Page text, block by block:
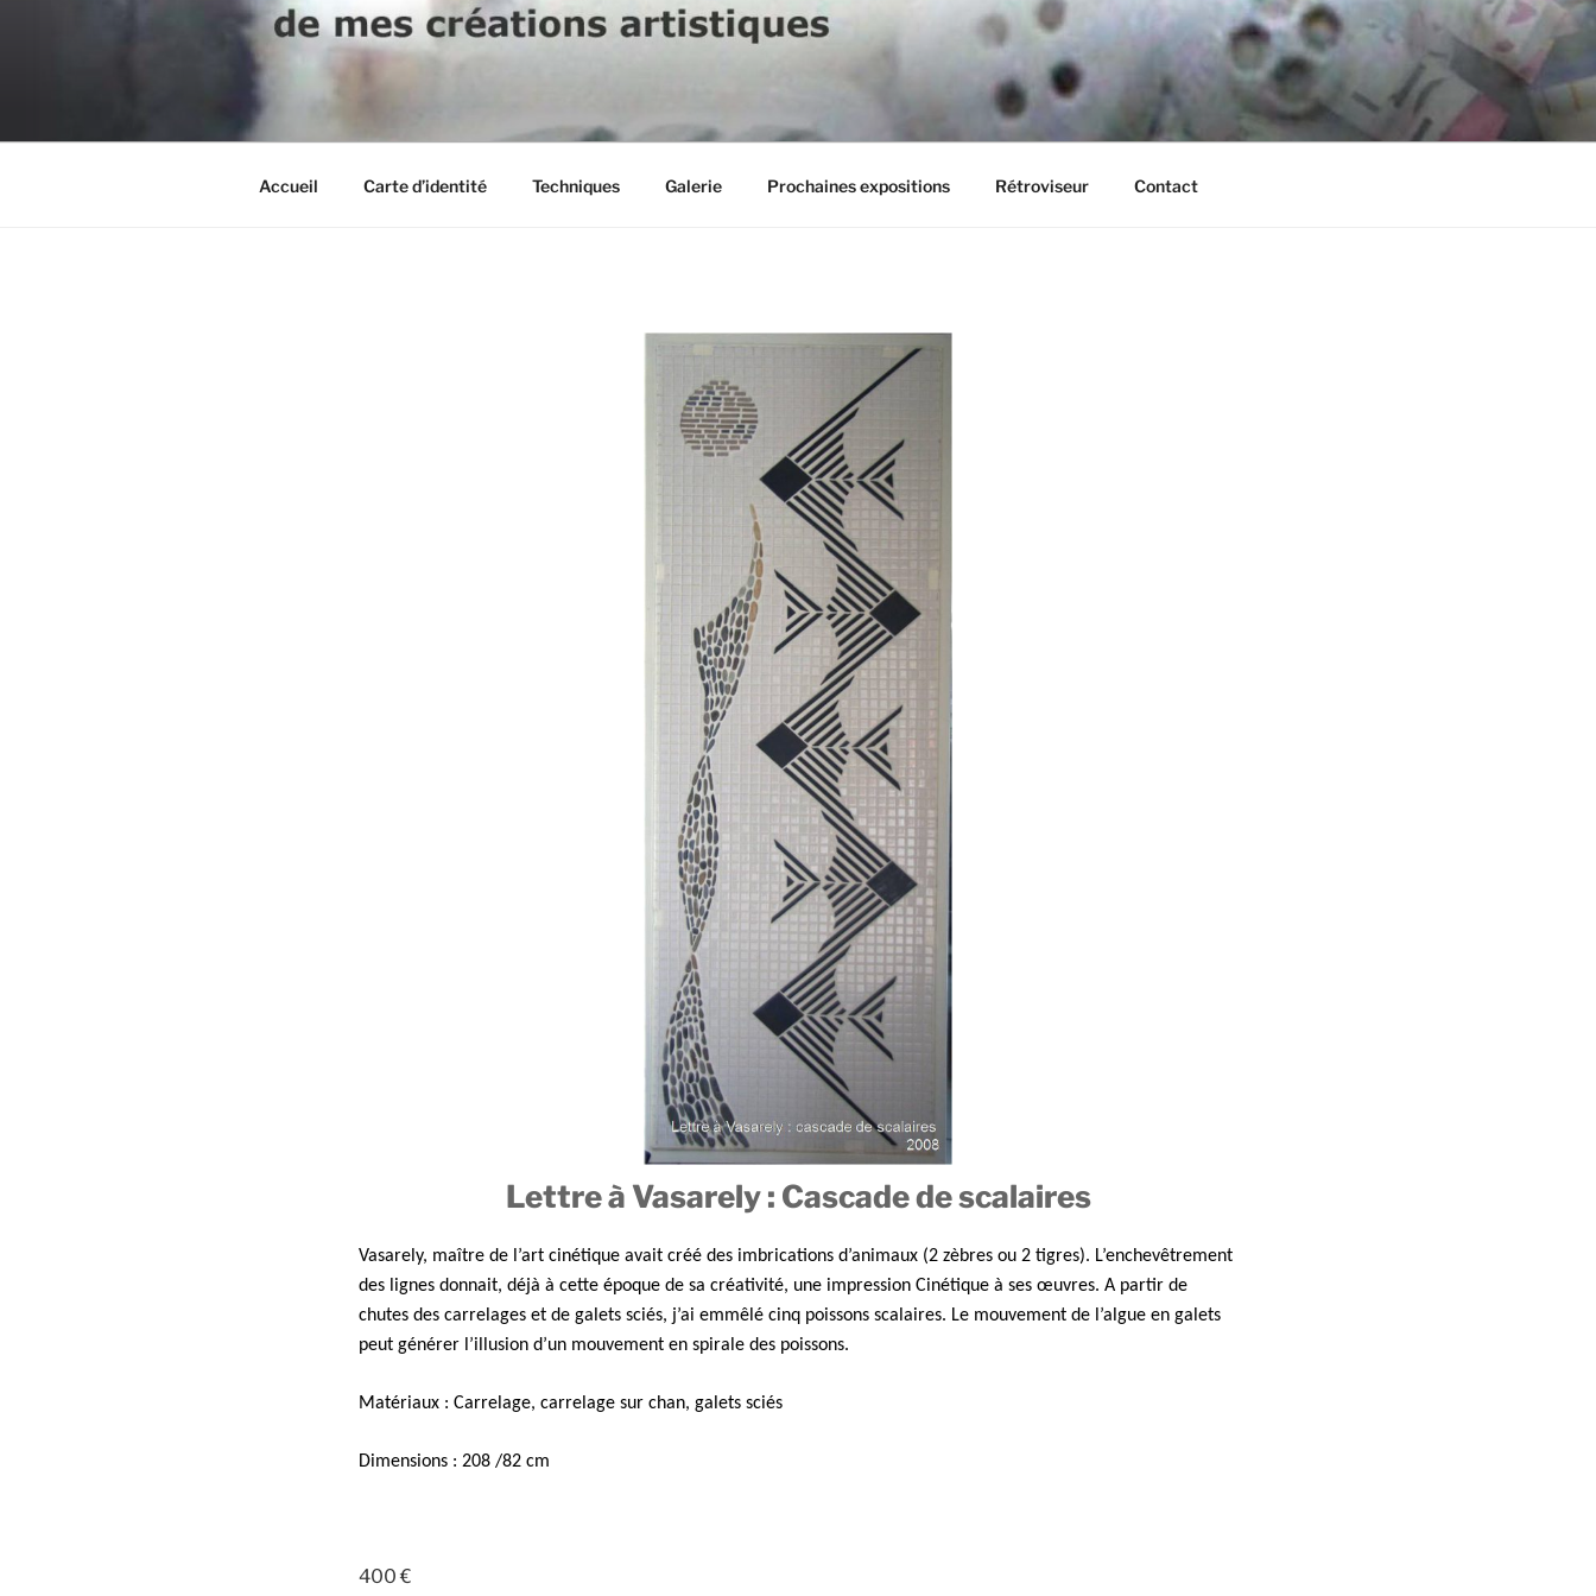
Accueil Carte d’identité Techniques Galerie Prochaines expositions Rétroviseur Contact
Lettre à Vasarely : Cascade de scalaires
Vasarely, maître de l’art cinétique avait créé des imbrications d’animaux (2 zèbres ou 2 tigres). L’enchevêtrement
des lignes donnait, déjà à cette époque de sa créativité, une impression Cinétique à ses œuvres. A partir de
chutes des carrelages et de galets sciés, j’ai emmêlé cinq poissons scalaires. Le mouvement de l’algue en galets
peut générer l’illusion d’un mouvement en spirale des poissons.
Matériaux : Carrelage, carrelage sur chan, galets sciés
Dimensions : 208 /82 cm
400 €